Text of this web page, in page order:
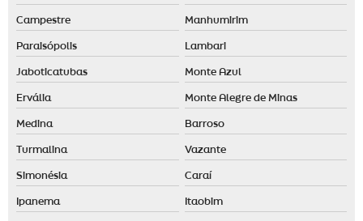
Campestre Manhumirim
Paraisópolis Lambari
Jaboticatubas Monte Azul
Ervália Monte Alegre de Minas
Medina Barroso
Turmalina Vazante
Simonésia Caraí
Ipanema Itaobim